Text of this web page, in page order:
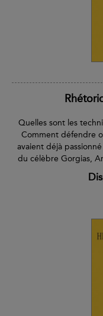
Quelles sont les
Comment défendre
avaient déjà
du célèbre Gorgias,